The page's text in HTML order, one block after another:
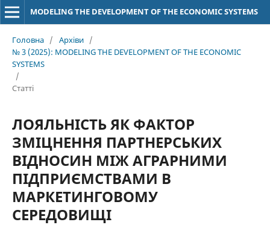
MODELING THE DEVELOPMENT OF THE ECONOMIC SYSTEMS
Головна / Архіви /
№ 3 (2025): MODELING THE DEVELOPMENT OF THE ECONOMIC
SYSTEMS
/
Статті
ЛОЯЛЬНІСТЬ ЯК ФАКТОР
ЗМІЦНЕННЯ ПАРТНЕРСЬКИХ
ВІДНОСИН МІЖ АГРАРНИМИ
ПІДПРИЄМСТВАМИ В
МАРКЕТИНГОВОМУ
СЕРЕДОВИЩІ